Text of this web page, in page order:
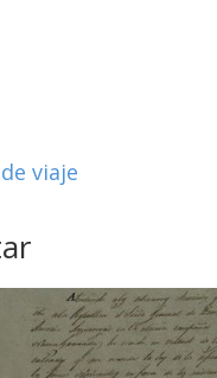
viaje